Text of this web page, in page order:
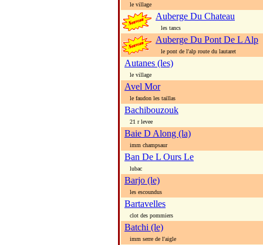
le village
Auberge Du Chateau
les tancs
Auberge Du Pont De L Alp
le pont de l'alp route du lautaret
Autanes (les)
le village
Avel Mor
le faudon les taillas
Bachibouzouk
21 r levee
Baie D Along (la)
imm champsaur
Ban De L Ours Le
lubac
Barjo (le)
les escoundus
Bartavelles
clot des pommiers
Batchi (le)
imm serre de l'aigle